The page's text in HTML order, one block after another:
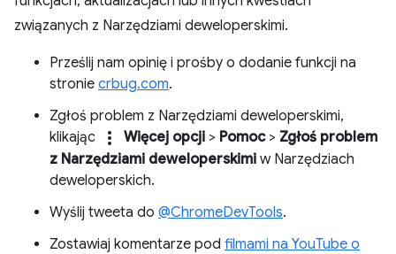
związanych z Narzędziami deweloperskimi.
Prześlij nam opinię i prośby o dodanie funkcji na
stronie crbug.com.
Zgłoś problem z Narzędziami deweloperskimi,
klikając
more_vert Więcej opcji > Pomoc> Zgłoś problem
z Narzędziami deweloperskimi w Narzędziach
deweloperskich.
Wyślij tweeta do @ChromeDevTools.
Zostawiaj komentarze pod filmami na YouTube o